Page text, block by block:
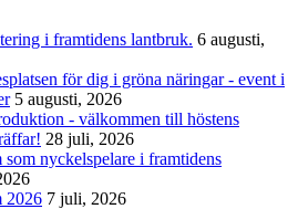
i framtidens lantbruk. 6 augusti,
för dig i gröna näringar - event i
5 augusti, 2026
- välkommen till höstens
28 juli, 2026
nyckelspelare i framtidens
2026 7 juli, 2026